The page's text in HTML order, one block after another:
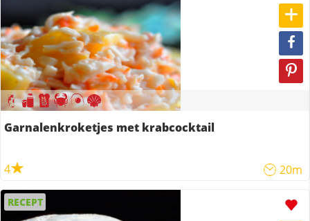
Garnalenkroketjes met krabcocktail
4 20m
RECEPT